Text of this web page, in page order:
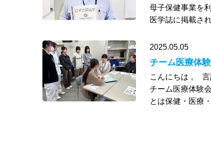
母子保健事業を
医学誌に掲載さ
2025.05.05
チーム医療体
こんにちは 。
チーム医療体験
とは保健・医療